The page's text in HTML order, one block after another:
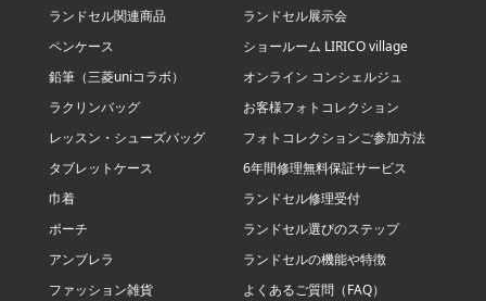
ランドセル関連商品
ペンケース
鉛筆（三菱uniコラボ）
ラクリンバッグ
レッスン・シューズバッグ
タブレットケース
巾着
ポーチ
アンブレラ
ファッション雑貨
ランドセル展示会
ショールーム LIRICO village
オンライン コンシェルジュ
お客様フォトコレクション
フォトコレクションご参加方法
6年間修理無料保証サービス
ランドセル修理受付
ランドセル選びのステップ
ランドセルの機能や特徴
よくあるご質問（FAQ）